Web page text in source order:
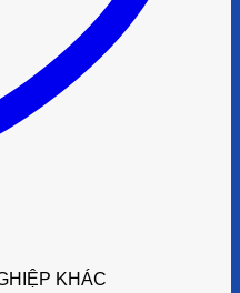
KHÁC